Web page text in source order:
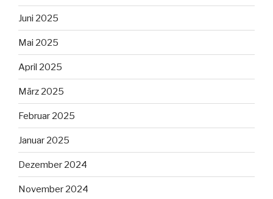
Juni 2025
Mai 2025
April 2025
März 2025
Februar 2025
Januar 2025
Dezember 2024
November 2024